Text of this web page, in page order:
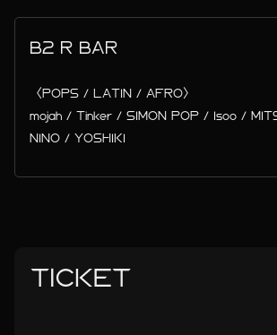
B2 R BAR
〈POPS / LATIN / AFRO〉
mojah / Tinker / SIMON POP / Isoo /
NINO / YOSHIKI
TICKET